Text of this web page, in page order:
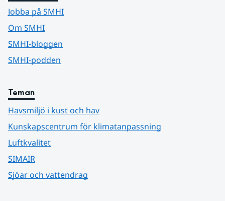
Jobba på SMHI
Om SMHI
SMHI-bloggen
SMHI-podden
Teman
Havsmiljö i kust och hav
Kunskapscentrum för klimatanpassning
Luftkvalitet
SIMAIR
Sjöar och vattendrag